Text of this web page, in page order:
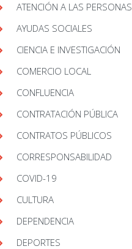
ATENCIÓN A LAS PERSONAS
AYUDAS SOCIALES
CIENCIA E INVESTIGACIÓN
COMERCIO LOCAL
CONFLUENCIA
CONTRATACIÓN PÚBLICA
CONTRATOS PÚBLICOS
CORRESPONSABILIDAD
COVID-19
CULTURA
DEPENDENCIA
DEPORTES